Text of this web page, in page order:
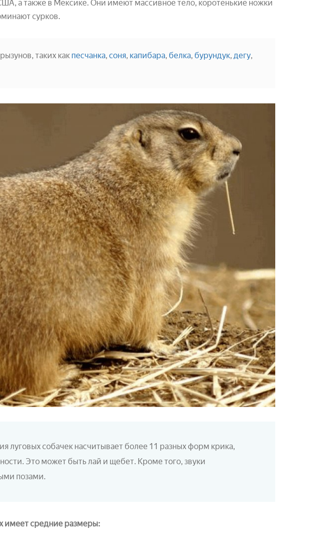
а также в Мексике. Они имеют массивное тело, коротенькие ножки
сурков.
таких как песчанка, соня, капибара, белка, бурундук, дегу,
луговых собачек насчитывает более 11 разных форм крика,
Это может быть лай и щебет. Кроме того, звуки
позами.
имеет средние размеры: